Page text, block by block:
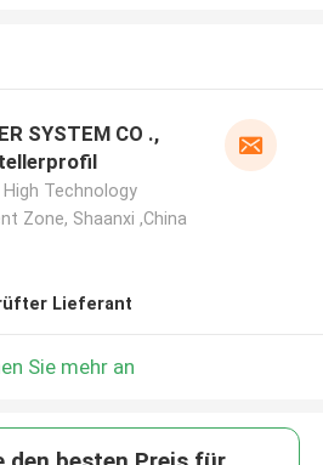
SYSTEM CO .,
High Technology
Zone, Shaanxi ,China
Lieferant
Sie mehr an